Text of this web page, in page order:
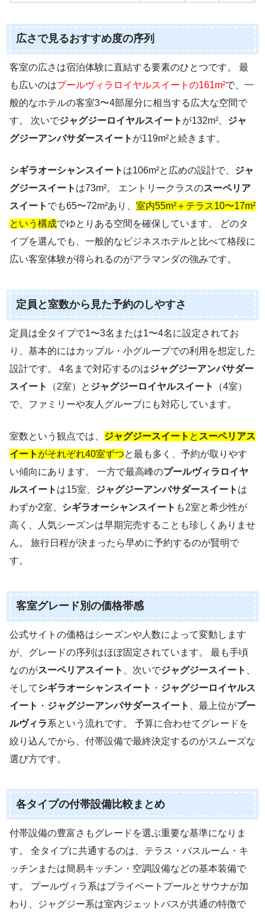
広さで見るおすすめ度の序列
客室の広さは宿泊体験に直結する要素のひとつです。 最
も広いのはプールヴィラロイヤルスイートの161m²で、一
般的なホテルの客室3〜4部屋分に相当する広大な空間で
す。 次いでジャグジーロイヤルスイート が132m²、 ジャ
グジーアンバサダースイート が119m²と続きます。
シギラオーシャンスイート は106m²と広めの設計で、 ジャ
グジースイート は73m²。 エントリークラスのスーペリア
スイート でも65〜72m²あり、 室内55m²＋テラス10〜17m²
という構成でゆとりある空間を確保しています。 どのタ
イプを選んでも、一般的なビジネスホテルと比べて格段に
広い客室体験が得られるのがアラマンダの強みです。
定員と室数から見た予約のしやすさ
定員は全タイプで1〜3名または1〜4名に設定されてお
り、基本的にはカップル・小グループでの利用を想定した
設計です。 4名まで対応するのはジャグジーアンバサダー
スイート
（2室）と ジャグジーロイヤルスイート
（4室）
で、ファミリーや友人グループにも対応しています。
室数という観点では、 ジャグジースイート と スーペリアス
イート がそれぞれ40室ずつと最も多く、予約が取りやす
い傾向にあります。 一方で最高峰のプールヴィラロイヤ
ルスイート は15室、 ジャグジーアンバサダースイート は
わずか2室、 シギラオーシャンスイート も2室と希少性が
高く、人気シーズンは早期完売することも珍しくありませ
ん。 旅行日程が決まったら早めに予約するのが賢明で
す。
客室グレード別の価格帯感
公式サイトの価格はシーズンや人数によって変動します
が、グレードの序列はほぼ固定されています。 最も手頃
なのがスーペリアスイート 、次いでジャグジースイート
そしてシギラオーシャンスイート ・ ジャグジーロイヤルス
イート ・ ジャグジーアンバサダースイート 、最上位がプー
ルヴィラ系という流れです。 予算に合わせてグレードを
絞り込んでから、付帯設備で最終決定するのがスムーズな
選び方です。
各タイプの付帯設備比較まとめ
付帯設備の豊富さもグレードを選ぶ重要な基準になりま
す。 全タイプに共通するのは、テラス・バスルーム・キ
ッチンまたは簡易キッチン・空調設備などの基本装備で
す。 プールヴィラ系はプライベートプールとサウナが加
わり、ジャグジー系は室内ジェットバスが共通の特徴で